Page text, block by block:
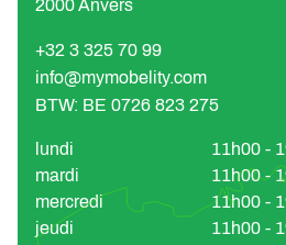
2000 Anvers
+32 3 325 70 99
info@mymobelity.com
BTW: BE 0726 823 275
lundi
11h00 -
mardi
11h00 -
mercredi
11h00 -
jeudi
11h00 -